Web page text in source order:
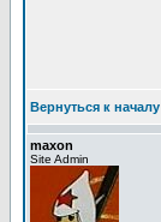
Вернуться к началу
maxon
Site Admin